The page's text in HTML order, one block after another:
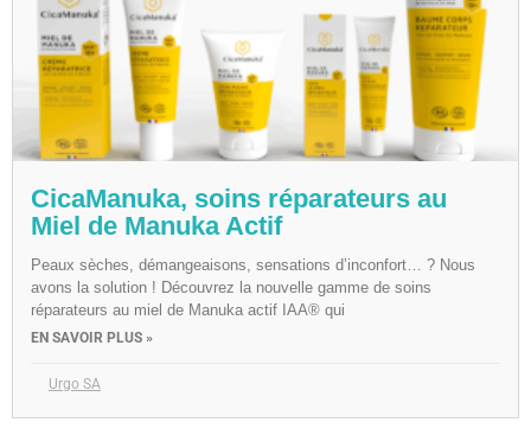
CicaManuka, soins réparateurs au
Miel de Manuka Actif
Peaux sèches, démangeaisons, sensations d’inconfort… ? Nous
avons la solution ! Découvrez la nouvelle gamme de soins
réparateurs au miel de Manuka actif IAA® qui
EN SAVOIR PLUS »
Urgo SA